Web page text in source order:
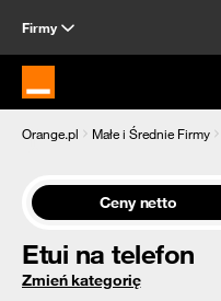
Firmy
Strona główna Orange.pl
Orange.pl Małe i Średnie Firmy
Ceny netto
Etui na telefon
Zmień kategorię